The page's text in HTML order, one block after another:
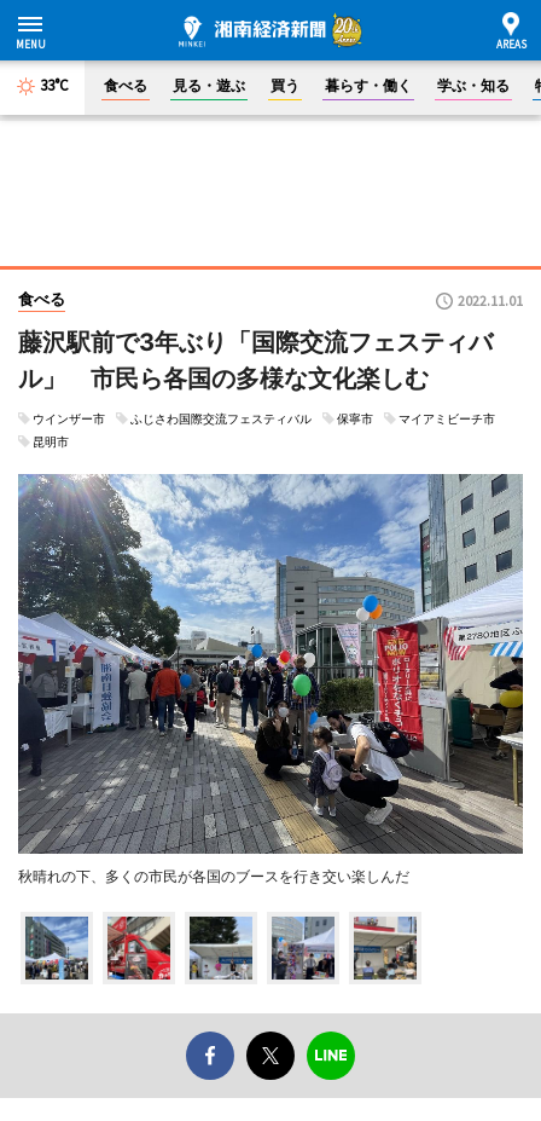
33°C 食べる 見る・遊ぶ 買う 暮らす・働く 学ぶ・知る
食べる 2022.11.01
藤沢駅前で3年ぶり「国際交流フェスティバ
ル」 市民ら各国の多様な文化楽しむ
ウインザー市 ふじさわ国際交流フェスティバル 保寧市
マイアミビーチ市
昆明市
秋晴れの下、多くの市民が各国のブースを行き交い楽しんだ